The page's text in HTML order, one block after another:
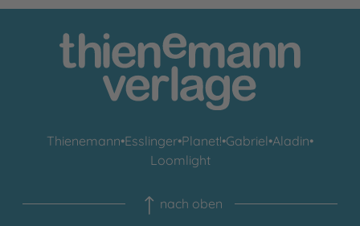
Thienemann•Esslinger•Planet!•Gabriel•Aladin•
Loomlight
nach oben